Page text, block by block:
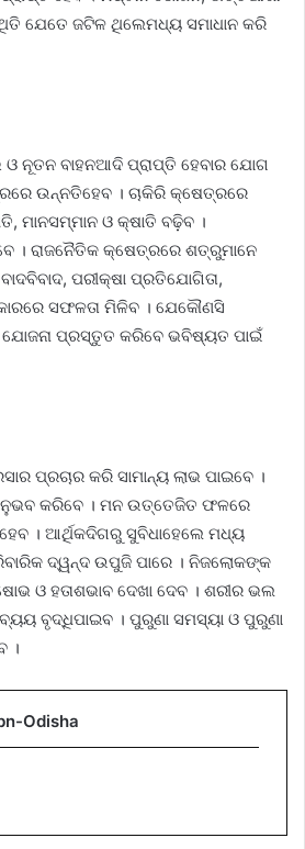
ଯେତେ ଜଟିଳ ଥିଲେମଧ୍ୟ ସମାଧାନ କରି
ଓ ନୂତନ ବାହନଆଦି ପ୍ରାପ୍ତି ହେବାର ଯୋଗ
ଉନ୍ନତିହେବ । ଚାକିରି କ୍ଷେତ୍ରରେ
ମାନସମ୍ମାନ ଓ କ୍ଷାତି ବଢ଼ିବ ।
। ରାଜନୈତିକ କ୍ଷେତ୍ରରେ ଶତ୍ରୁମାନେ
ପରୀକ୍ଷା ପ୍ରତିଯୋଗିତା,
ସଫଳତା ମିଳିବ । ଯେକୌଣସି
ଯୋଜନା ପ୍ରସ୍ତୁତ କରିବେ ଭବିଷ୍ୟତ ପାଇଁ
ପ୍ରଚାର କରି ସାମାନ୍ୟ ଲାଭ ପାଇବେ ।
ଅନୁଭବ କରିବେ । ମନ ଉତ୍ତେଜିତ ଫଳରେ
। ଆର୍ଥିକଦିଗରୁ ସୁବିଧାହେଲେ ମଧ୍ୟ
ଦ୍ୱନ୍ଦ ଉପୁଜି ପାରେ । ନିଜଲୋକଙ୍କ
ଓ ହତାଶଭାବ ଦେଖା ଦେବ । ଶରୀର ଭଲ
ବୃଦ୍ଧିପାଇବ । ପୁରୁଣା ସମସ୍ୟା ଓ ପୁରୁଣା
।
Odisha